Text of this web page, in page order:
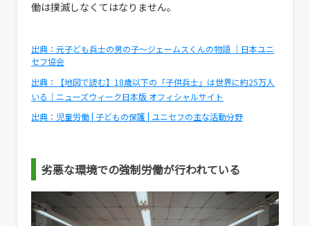
働は撲滅しなくてはなりません。
出典：元子ども兵士の男の子～ジェームスくんの物語 ｜日本ユニ
セフ協会
出典：【地図で読む】18歳以下の「子供兵士」は世界に約25万人
いる｜ニューズウィーク日本版 オフィシャルサイト
出典：児童労働 | 子どもの保護 | ユニセフの主な活動分野
劣悪な環境での強制労働が行われている